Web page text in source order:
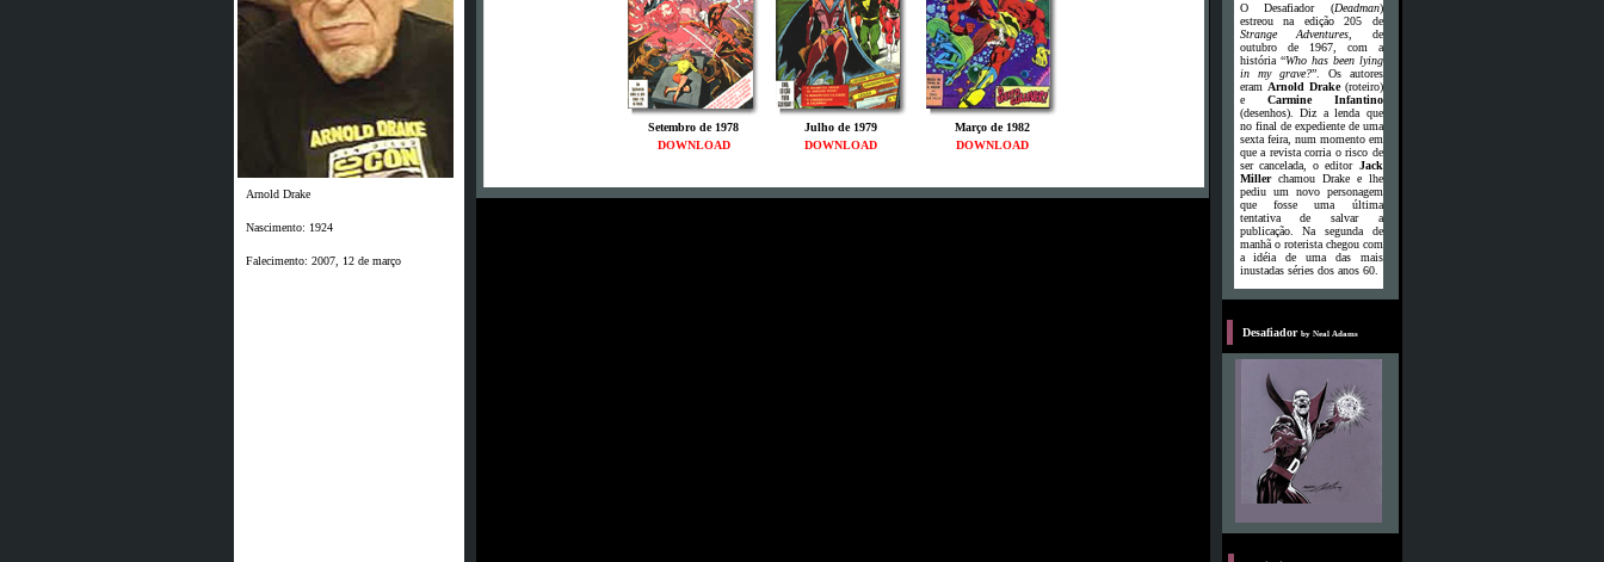
Arnold Drake
Nascimento: 1924
Falecimento: 2007, 12 de março
Setembro de 1978 Julho de 1979
Março de 1982
DOWNLOAD
DOWNLOAD DOWNLOAD
O Desafiador (Deadman)
estreou na edição 205 de
Strange Adventures , de
outubro de 1967, com a
história “Who has been lying
in my grave?”. Os autores
eram Arnold Drake(roteiro)
e Carmine Infantino
(desenhos). Diz a lenda que
no final de expediente de uma
sexta feira, num momento em
que a revista corria o risco de
ser cancelada, o editor Jack
Millerchamou Drake e lhe
pediu um novo personagem
que fosse uma última
tentativa de salvar a
publicação. Na segunda de
manhã o roterista chegou com
a idéia de uma das mais
inustadas séries dos anos 60.
Desafiador by Neal Adams